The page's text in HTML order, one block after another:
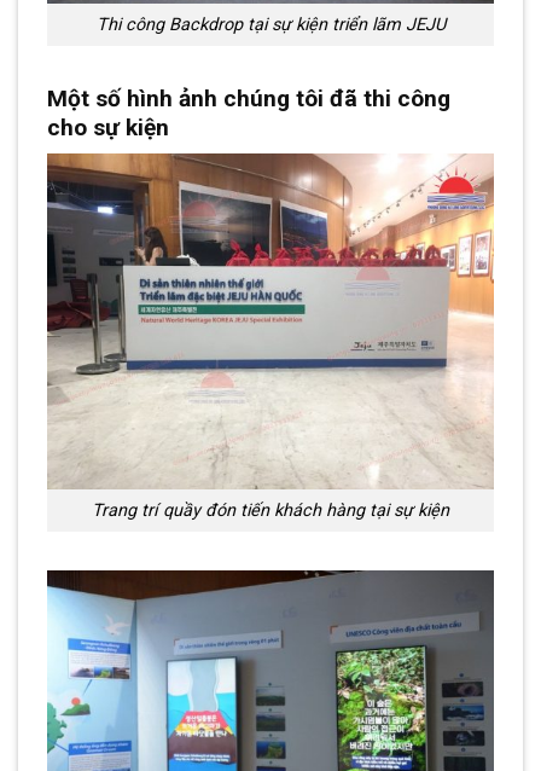
Thi công Backdrop tại sự kiện triển lãm JEJU
Một số hình ảnh chúng tôi đã thi công
cho sự kiện
Trang trí quầy đón tiến khách hàng tại sự kiện